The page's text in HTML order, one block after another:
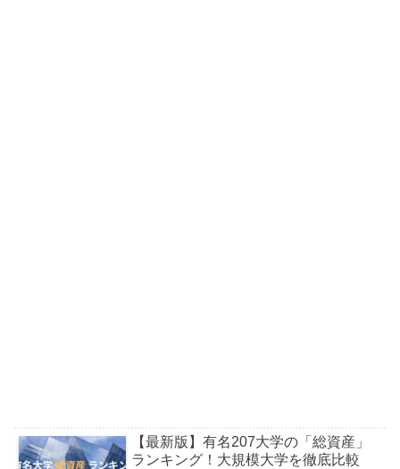
【最新版】有名207大学の「総資産」
ランキング！大規模大学を徹底比較